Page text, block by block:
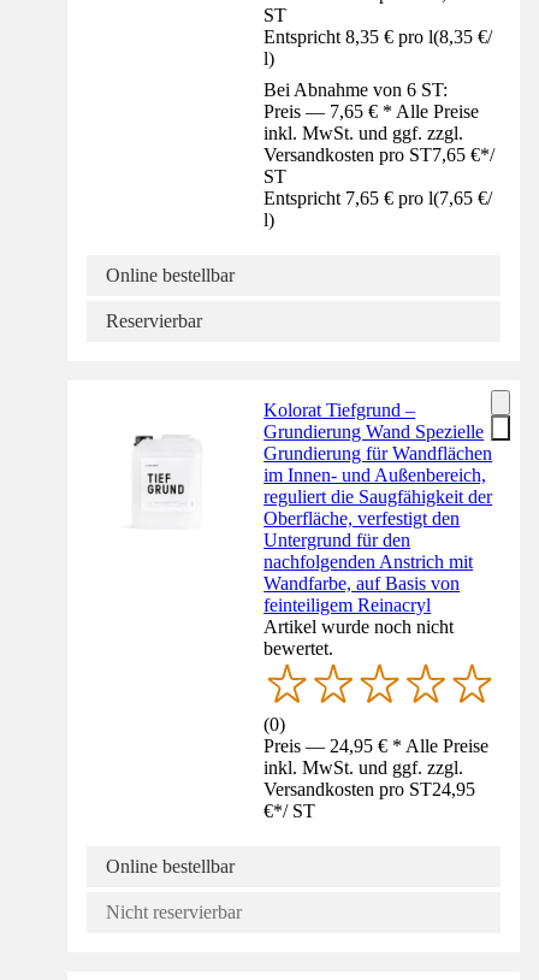
ST
Entspricht 8,35 € pro l(8,35 €/
l)
Bei Abnahme von 6 ST:
Preis — 7,65 € * Alle Preise
inkl. MwSt. und ggf. zzgl.
Versandkosten pro ST7,65 €*/
ST
Entspricht 7,65 € pro l(7,65 €/
l)
Online bestellbar
Reservierbar
Kolorat Tiefgrund –
Grundierung Wand Spezielle
Grundierung für Wandflächen
im Innen- und Außenbereich,
reguliert die Saugfähigkeit der
Oberfläche, verfestigt den
Untergrund für den
nachfolgenden Anstrich mit
Wandfarbe, auf Basis von
feinteiligem Reinacryl
Artikel wurde noch nicht
bewertet.
(0)
Preis — 24,95 € * Alle Preise
inkl. MwSt. und ggf. zzgl.
Versandkosten pro ST24,95
€*/ ST
Online bestellbar
Nicht reservierbar